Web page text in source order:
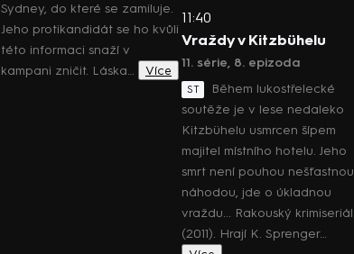
Sydney, do které se zamiluje.
Jeho protikandidát se ho kvůli
této informaci snaží v
kampani zničit. Láska…
Více
11:40
Vraždy v Kitzbühelu
11. série, 8. epizoda
ST
Během lukostřelecké
soutěže je v lese nedaleko
Kitzbühelu usmrcen šípem
majitel místního hotelu. Jeho
smrt není pouhou nešťastnou
náhodou, jde o úkladnou
vraždu... Rakouský krimiseriál
(2011). Hrají K. Sprenger…